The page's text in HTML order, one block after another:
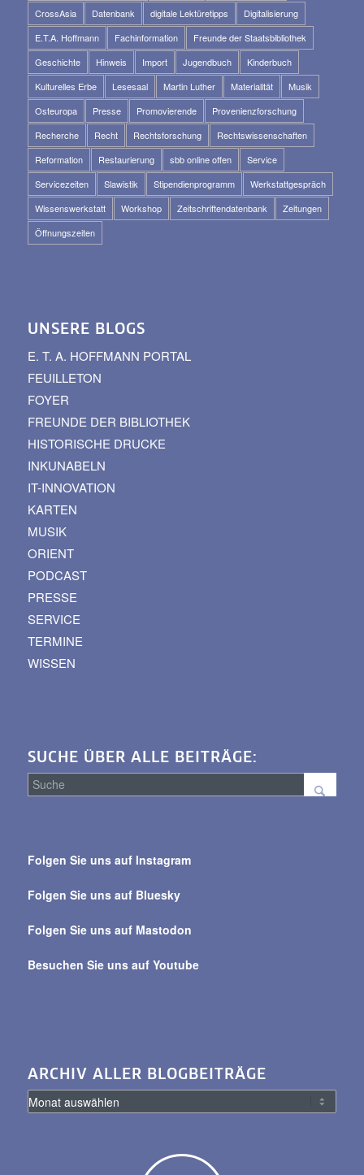
CrossAsia
Datenbank digitale Lektüretipps
Digitalisierung
E.T.A. Hoffmann
Fachinformation
Freunde der Staatsbibliothek
Geschichte
Hinweis Import Jugendbuch
Kinderbuch
Kulturelles Erbe
Lesesaal Martin Luther Materialität
Musik
Osteuropa
Presse Promovierende
Provenienzforschung
Recherche
Recht Rechtsforschung
Rechtswissenschaften
Reformation
Restaurierung sbb online offen
Service
Servicezeiten
Slawistik Stipendienprogramm
Werkstattgespräch
Wissenswerkstatt
Workshop Zeitschriftendatenbank
Zeitungen
Öffnungszeiten
UNSERE BLOGS
E. T. A. HOFFMANN PORTAL
FEUILLETON
FOYER
FREUNDE DER BIBLIOTHEK
HISTORISCHE DRUCKE
INKUNABELN
IT-INNOVATION
KARTEN
MUSIK
ORIENT
PODCAST
PRESSE
SERVICE
TERMINE
WISSEN
SUCHE ÜBER ALLE BEITRÄGE:
alle
Folgen Sie uns auf Instagram
Folgen Sie uns auf Bluesky
Folgen Sie uns auf Mastodon
Besuchen Sie uns auf Youtube
ARCHIV ALLER BLOGBEITRÄGE